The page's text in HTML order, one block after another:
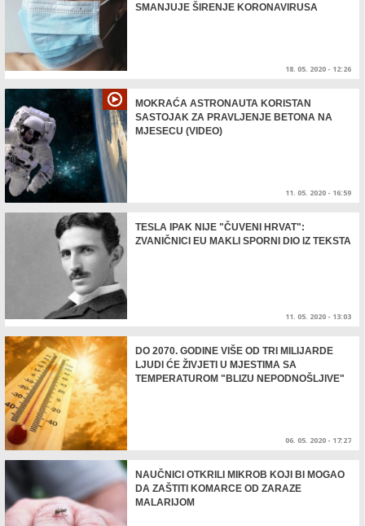
SMANJUJE ŠIRENJE KORONAVIRUSA
18. 05. 2020 - 12:26
MOKRAĆA ASTRONAUTA KORISTAN
SASTOJAK ZA PRAVLJENJE BETONA NA
MJESECU (VIDEO)
11. 05. 2020 - 16:59
TESLA IPAK NIJE "ČUVENI HRVAT":
ZVANIČNICI EU MAKLI SPORNI DIO IZ TEKSTA
11. 05. 2020 - 13:03
DO 2070. GODINE VIŠE OD TRI MILIJARDE
LJUDI ĆE ŽIVJETI U MJESTIMA SA
TEMPERATUROM "BLIZU NEPODNOŠLJIVE"
06. 05. 2020 - 17:27
NAUČNICI OTKRILI MIKROB KOJI BI MOGAO
DA ZAŠTITI KOMARCE OD ZARAZE
MALARIJOM